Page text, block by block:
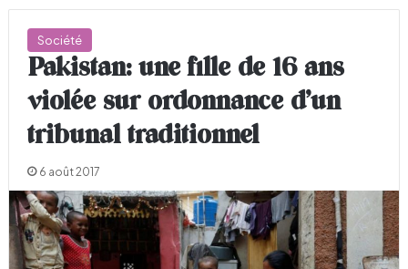
Société
Pakistan: une fille de 16 ans
violée sur ordonnance d’un
tribunal traditionnel
6 août 2017